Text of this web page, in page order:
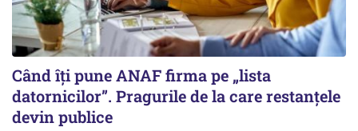
Când îți pune ANAF firma pe „lista
datornicilor”. Pragurile de la care restanțele
devin publice